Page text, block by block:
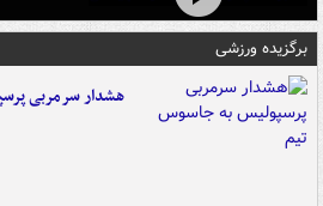
برگزیده ورزشی
هشدار سرمربی